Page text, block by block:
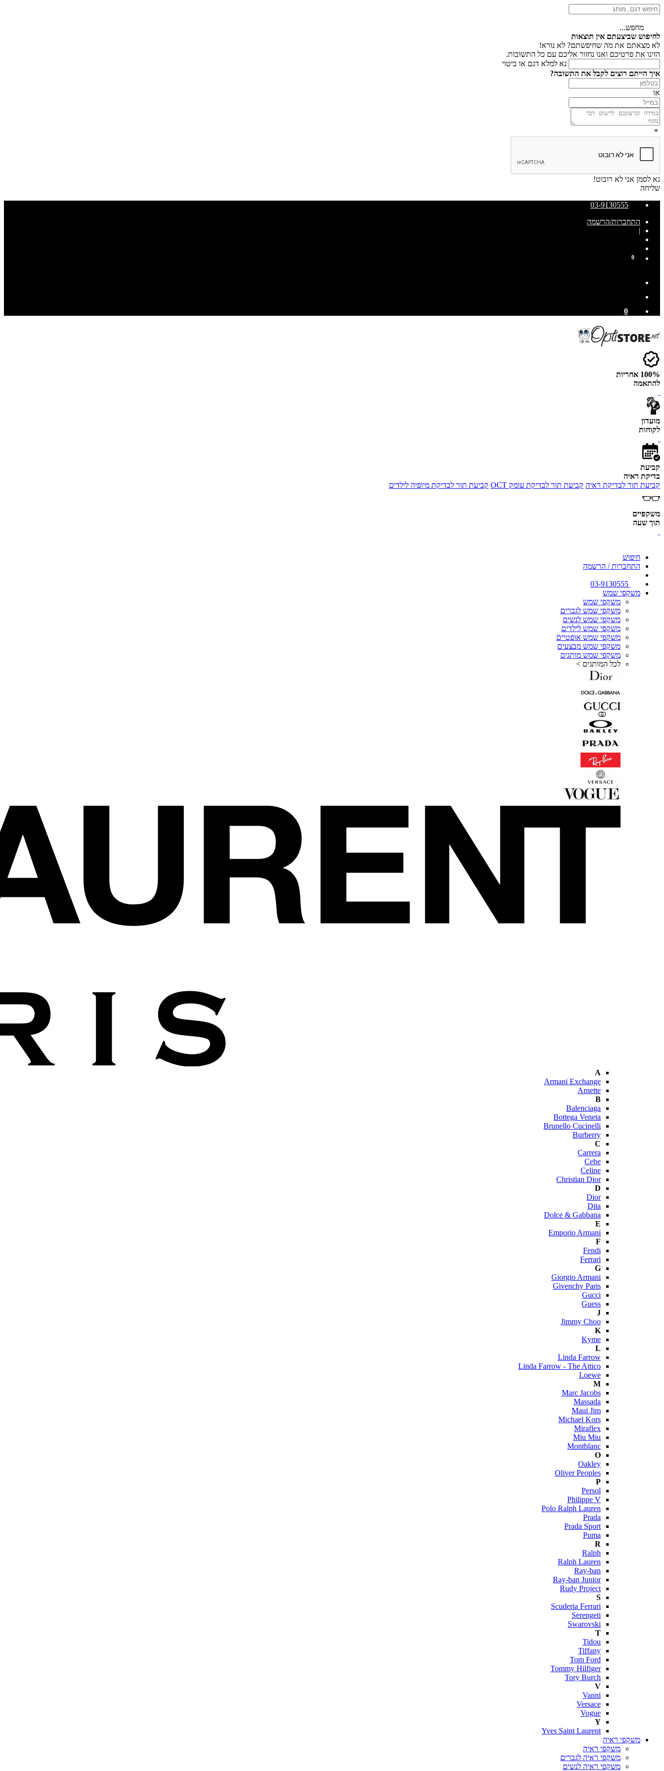
מחפש...
לחיפוש שביצעתם אין תוצאות
לא מצאתם את מה שחיפשתם? לא נורא!
הזינו את פרטיכם ואנו נחזור אליכם עם כל התשובות.
נא למלא דגם או ביטוי
איך הייתם רוצים לקבל את התשובה?
או
*
נא לסמן אני לא רובוט!
שליחה
03-9130555
התחברות/הרשמה
|
0
0
100% אחריות
להתאמה
מועדון
לקוחות
קביעת
בדיקת ראיה
קביעת תור לבדיקת ראיה קביעת תור לבדיקת עומק OCT קביעת תור לבדיקת מיופיה לילדים
משקפיים
תוך שעה
חיפוש
התחברות / הרשמה
משקפי שמש
משקפי שמש
משקפי שמש לגברים
משקפי שמש לנשים
משקפי שמש לילדים
משקפי שמש אופטיים
משקפי שמש מבצעים
משקפי שמש מותגים
לכל המותגים >
A
Armani Exchange
Arnette
B
Balenciaga
Bottega Veneta
Brunello Cucinelli
Burberry
C
Carrera
Cebe
Celine
Christian Dior
D
Dior
Dita
Dolce & Gabbana
E
Emporio Armani
F
Fendi
Ferrari
G
Giorgio Armani
Givenchy Paris
Gucci
Guess
J
Jimmy Choo
K
Kyme
L
Linda Farrow
Linda Farrow - The Attico
Loewe
M
Marc Jacobs
Massada
Maui Jim
Michael Kors
Miraflex
Miu Miu
Montblanc
O
Oakley
Oliver Peoples
P
Persol
Philippe V
Polo Ralph Lauren
Prada
Prada Sport
Puma
R
Ralph
Ralph Lauren
Ray-ban
Ray-ban Junior
Rudy Project
S
Scuderia Ferrari
Serengeti
Swarovski
T
Tidou
Tiffany
Tom Ford
Tommy Hilfiger
Tory Burch
V
Vanni
Versace
Vogue
Y
Yves Saint Laurent
משקפי ראיה
משקפי ראיה
משקפי ראיה לגברים
משקפי ראיה לנשים